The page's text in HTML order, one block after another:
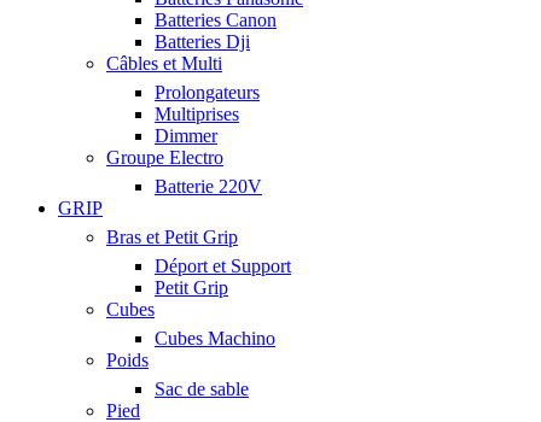
Batteries Canon
Batteries Dji
Câbles et Multi
Prolongateurs
Multiprises
Dimmer
Groupe Electro
Batterie 220V
GRIP
Bras et Petit Grip
Déport et Support
Petit Grip
Cubes
Cubes Machino
Poids
Sac de sable
Pied